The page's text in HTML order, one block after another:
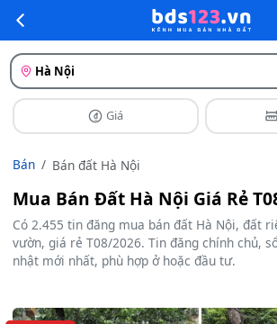
Hà Nội
Giá
Bán Bán đất Hà Nội
Mua Bán Đất Hà Nội Giá Rẻ
Có 2.455 tin đăng mua bán đất Hà Nội, đất
vườn, giá rẻ T08/2026. Tin đăng chính chủ,
nhật mới nhất, phù hợp ở hoặc đầu tư.